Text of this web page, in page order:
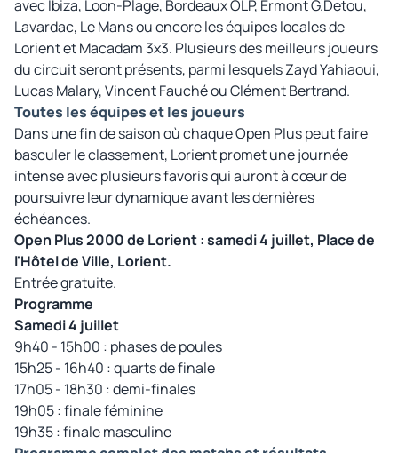
avec Ibiza, Loon-Plage, Bordeaux OLP, Ermont G.Detou,
Lavardac, Le Mans ou encore les équipes locales de
Lorient et Macadam 3x3. Plusieurs des meilleurs joueurs
du circuit seront présents, parmi lesquels Zayd Yahiaoui,
Lucas Malary, Vincent Fauché ou Clément Bertrand.
Toutes les équipes et les joueurs
Dans une fin de saison où chaque Open Plus peut faire
basculer le classement, Lorient promet une journée
intense avec plusieurs favoris qui auront à cœur de
poursuivre leur dynamique avant les dernières
échéances.
Open Plus 2000 de Lorient : samedi 4 juillet, Place de
l'Hôtel de Ville, Lorient.
Entrée gratuite.
Programme
Samedi 4 juillet
9h40 - 15h00 : phases de poules
15h25 - 16h40 : quarts de finale
17h05 - 18h30 : demi-finales
19h05 : finale féminine
19h35 : finale masculine